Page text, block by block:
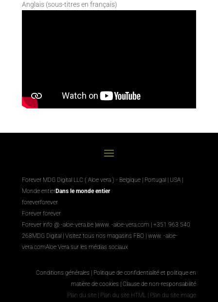
Anglais (sous-titres en français)
Forever MDG Digital LLC ( Aloe vera ) - Belgique | Portugal | USA |
Monde entierDans le monde entier
foreverforever
Forever forever
Forever info @ -aloe-vera.be |www. -aloe-vera.com | +351 963 540
268MDG Digital| Visitez tous nos magasins FBO| www. -aloe-
vera.comAloe Vera sur les médias sociaux
Conditions générales | Politique de confidentialité et politique en
matière de cookies |Clause de non-responsabilité
Plan du site | Plan du site HTML | Plan du site image